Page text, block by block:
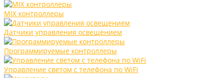
MIX контроллеры
Датчики управления освещением
Программируемые контроллеры
Управление светом с телефона по WiFi